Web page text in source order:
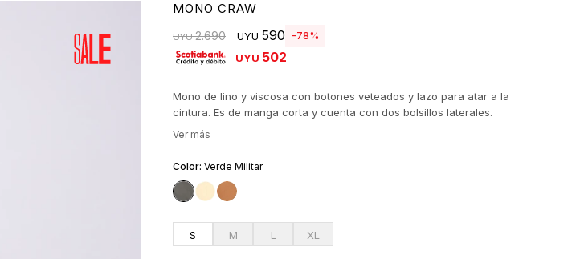
MONO CRAW
UYU 2.690 UYU 590
78
UYU 502
Mono de lino y viscosa con botones veteados y lazo para atar a la
cintura. Es de manga corta y cuenta con dos bolsillos laterales.
Verde Militar
S M L XL